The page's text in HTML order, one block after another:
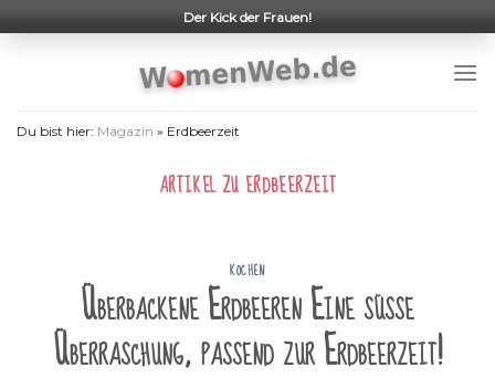
to
Der Kick der Frauen!
Du bist hier: Magazin » Erdbeerzeit
ARTIKEL ZU ERDBEERZEIT
KOCHEN
Überbackene Erdbeeren Eine süße
Überraschung, passend zur Erdbeerzeit!